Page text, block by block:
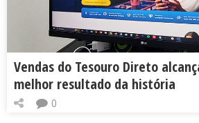
Vendas do Tesouro Direto
melhor resultado da história
0